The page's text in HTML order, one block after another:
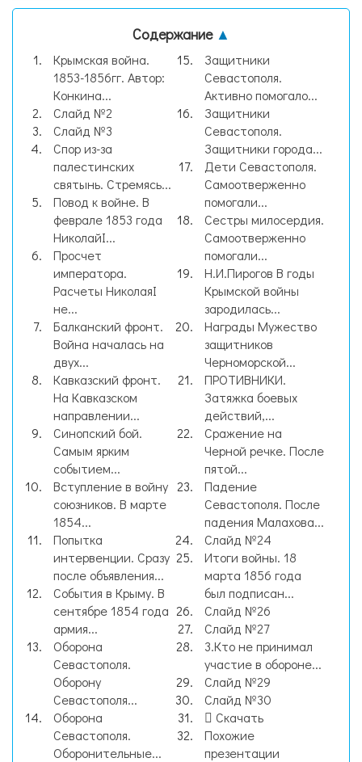
№1
Содержание ▲
Крымская война.
1853-1856гг. Автор:
Конкина...
Слайд №2
Слайд №3
Спор из-за
палестинских
святынь. Стремясь...
Повод к войне. В
феврале 1853 года
НиколайI...
Просчет
императора.
Расчеты НиколаяI
не...
Балканский фронт.
Война началась на
двух...
Кавказский фронт.
На Кавказском
направлении...
Синопский бой.
Самым ярким
событием...
Вступление в войну
союзников. В марте
1854...
Попытка
интервенции. Сразу
после объявления...
События в Крыму. В
сентябре 1854 года
армия...
Оборона
Севастополя.
Оборону
Севастополя...
Оборона
Севастополя.
Оборонительные...
Защитники
Севастополя.
Активно помогало...
Защитники
Севастополя.
Защитники города...
Дети Севастополя.
Самоотверженно
помогали...
Сестры милосердия.
Самоотверженно
помогали...
Н.И.Пирогов В годы
Крымской войны
зародилась...
Награды Мужество
защитников
Черноморской...
ПРОТИВНИКИ.
Затяжка боевых
действий,...
Сражение на
Черной речке. После
пятой...
Падение
Севастополя. После
падения Малахова...
Слайд №24
Итоги войны. 18
марта 1856 года
был подписан...
Слайд №26
Слайд №27
3.Кто не принимал
участие в обороне...
Слайд №29
Слайд №30
Скачать
Похожие
презентации